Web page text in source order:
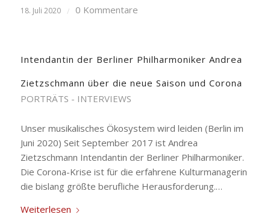
18. Juli 2020 / 0 Kommentare
Intendantin der Berliner Philharmoniker Andrea
Zietzschmann über die neue Saison und Corona
PORTRÄTS - INTERVIEWS
Unser musikalisches Ökosystem wird leiden (Berlin im
Juni 2020) Seit September 2017 ist Andrea
Zietzschmann Intendantin der Berliner Philharmoniker.
Die Corona-Krise ist für die erfahrene Kulturmanagerin
die bislang größte berufliche Herausforderung.…
Weiterlesen